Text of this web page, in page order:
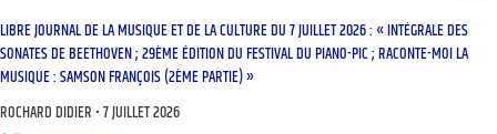
LIBRE JOURNAL DE LA MUSIQUE ET DE LA CULTURE DU 7 JUILLET 2026 : « INTÉGRALE DES
SONATES DE BEETHOVEN ; 29ÈME ÉDITION DU FESTIVAL DU PIANO-PIC ; RACONTE-MOI LA
MUSIQUE : SAMSON FRANÇOIS (2ÈME PARTIE) »
ROCHARD DIDIER 7 JUILLET 2026